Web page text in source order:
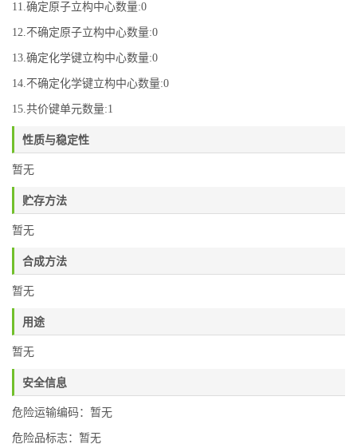
11.确定原子立构中心数量:0
12.不确定原子立构中心数量:0
13.确定化学键立构中心数量:0
14.不确定化学键立构中心数量:0
15.共价键单元数量:1
性质与稳定性
暂无
贮存方法
暂无
合成方法
暂无
用途
暂无
安全信息
危险运输编码：暂无
危险品标志：暂无